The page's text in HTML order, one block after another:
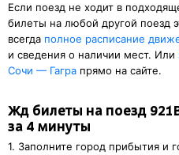
Если поезд не ходит в
билеты на любой другой поезд
всегда полное расписание
и сведения о наличии мест. Или
Сочи — Гагра прямо на сайте.
Жд билеты на поезд
за 4 минуты
1. Заполните город прибытия и